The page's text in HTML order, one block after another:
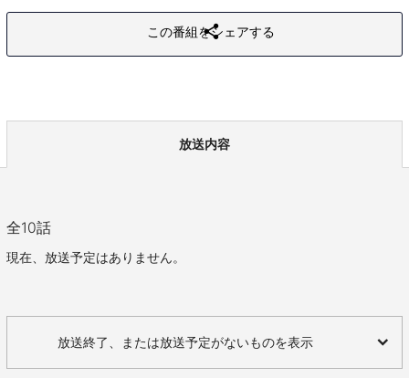
この番組をシェアする
放送内容
全10話
現在、放送予定はありません。
放送終了、または放送予定がないものを表示